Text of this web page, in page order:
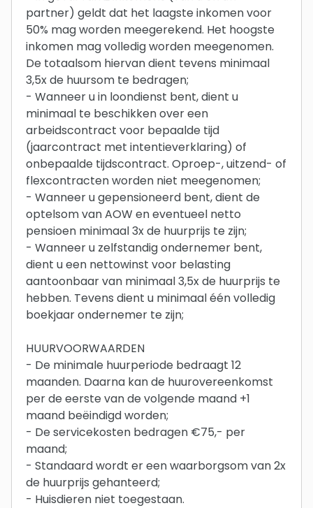
partner) geldt dat het laagste inkomen voor
50% mag worden meegerekend. Het hoogste
inkomen mag volledig worden meegenomen.
De totaalsom hiervan dient tevens minimaal
3,5x de huursom te bedragen;
- Wanneer u in loondienst bent, dient u
minimaal te beschikken over een
arbeidscontract voor bepaalde tijd
(jaarcontract met intentieverklaring) of
onbepaalde tijdscontract. Oproep-, uitzend- of
flexcontracten worden niet meegenomen;
- Wanneer u gepensioneerd bent, dient de
optelsom van AOW en eventueel netto
pensioen minimaal 3x de huurprijs te zijn;
- Wanneer u zelfstandig ondernemer bent,
dient u een nettowinst voor belasting
aantoonbaar van minimaal 3,5x de huurprijs te
hebben. Tevens dient u minimaal één volledig
boekjaar ondernemer te zijn;
HUURVOORWAARDEN
- De minimale huurperiode bedraagt 12
maanden. Daarna kan de huurovereenkomst
per de eerste van de volgende maand +1
maand beëindigd worden;
- De servicekosten bedragen €75,- per
maand;
- Standaard wordt er een waarborgsom van 2x
de huurprijs gehanteerd;
- Huisdieren niet toegestaan.